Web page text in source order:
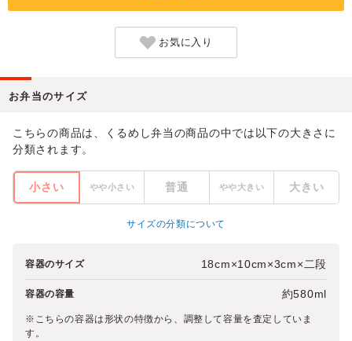
お気に入り
お弁当のサイズ
こちらの商品は、くるめし弁当の商品の中では以下の大きさに
分類されます。
小さい やや小さい 普通 やや大きい 大きい
サイズの分類について
容器のサイズ 18cm×10cm×3cm×二段
容器の容量 約580ml
※こちらの容器は形状の特徴から、調整して容量を査定していま
す。